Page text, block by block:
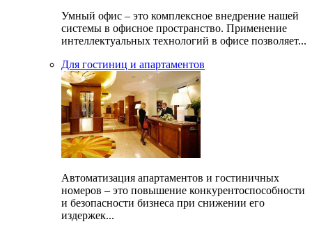
Умный офис – это комплексное внедрение нашей
системы в офисное пространство. Применение
интеллектуальных технологий в офисе позволяет...
Для гостиниц и апартаментов
Автоматизация апартаментов и гостиничных
номеров – это повышение конкурентоспособности
и безопасности бизнеса при снижении его
издержек...